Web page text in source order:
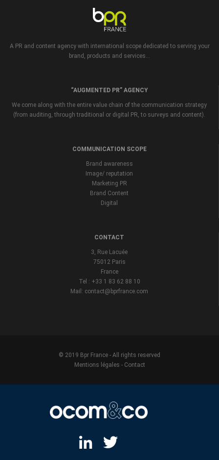
A PR and content agency with international scope dedicated to serving your
brand, products and services...
“AUGMENTED PR” AGENCY
We come along with the entire value chain of the communication strategy
(from auditing, through traditional or digital PR, to surveys and content).
COMMUNICATION SCOPE
Brand awareness
Image/ reputation
Marketing PR
Brand Content
Digital
CONTACT
3, Rue Lacuée
75012 Paris
France
Tel : +33 1 83 62 88 10
Mail: contact@bprfrance.com
© 2019 Bpr France - All rights reserved
Mentions légales - Contact